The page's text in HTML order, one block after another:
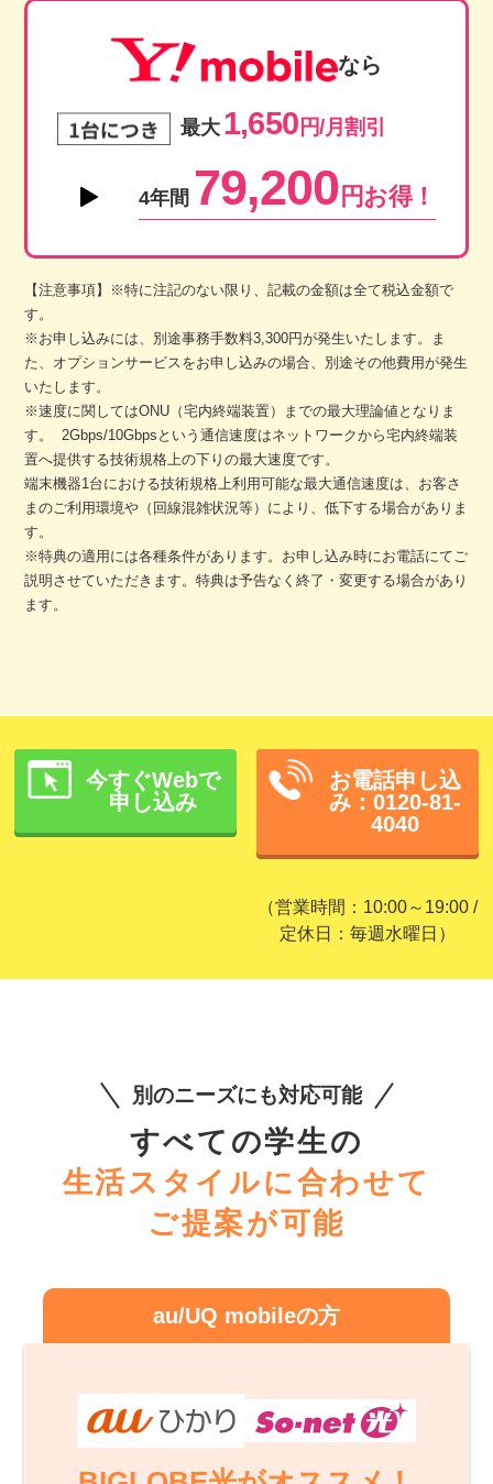
なら
最大 1,650 円/月割引
4年間 79,200 円お得！
【注意事項】※特に注記のない限り、記載の金額は全て税込金額で
す。
※お申し込みには、別途事務手数料3,300円が発生いたします。ま
た、オプションサービスをお申し込みの場合、別途その他費用が発生
いたします。
※速度に関してはONU（宅内終端装置）までの最大理論値となりま
す。 2Gbps/10Gbpsという通信速度はネットワークから宅内終端装
置へ提供する技術規格上の下りの最大速度です。
端末機器1台における技術規格上利用可能な最大通信速度は、お客さ
まのご利用環境や（回線混雑状況等）により、低下する場合がありま
す。
※特典の適用には各種条件があります。お申し込み時にお電話にてご
説明させていただきます。特典は予告なく終了・変更する場合があり
ます。
今すぐWebで
申し込み
お電話申し込
み：0120-81-
4040
（営業時間：10:00～19:00 /
定休日：毎週水曜日）
別のニーズにも対応可能
すべての学生の
生活スタイルに合わせて
ご提案が可能
au/UQ mobileの方